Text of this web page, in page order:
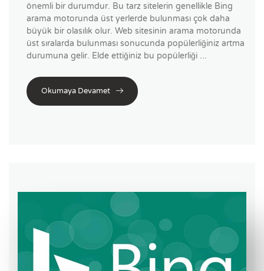
önemli bir durumdur. Bu tarz sitelerin genellikle Bing
arama motorunda üst yerlerde bulunması çok daha
büyük bir olasılık olur. Web sitesinin arama motorunda
üst sıralarda bulunması sonucunda popülerliğiniz artma
durumuna gelir. Elde ettiğiniz bu popülerliği ...
Okumaya Devamet